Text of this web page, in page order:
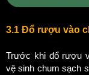
3.1 Đổ rượu vào
Trước khi đổ rượu
vệ sinh chum sạch